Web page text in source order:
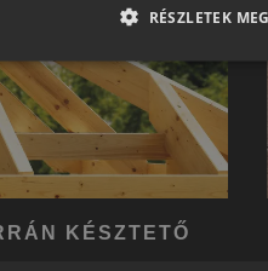
KÉSZTETŐ
RÉSZLETEK